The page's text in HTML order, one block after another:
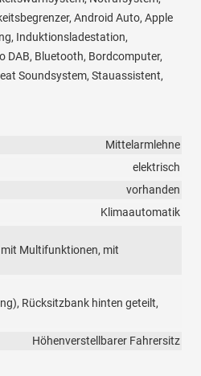
Android Auto, Apple
Induktionsladestation,
DAB, Bluetooth, Bordcomputer,
Soundsystem, Stauassistent,
Mittelarmlehne
elektrisch
vorhanden
Klimaautomatik
mit Multifunktionen, mit
Rücksitzbank hinten geteilt,
Höhenverstellbarer Fahrersitz